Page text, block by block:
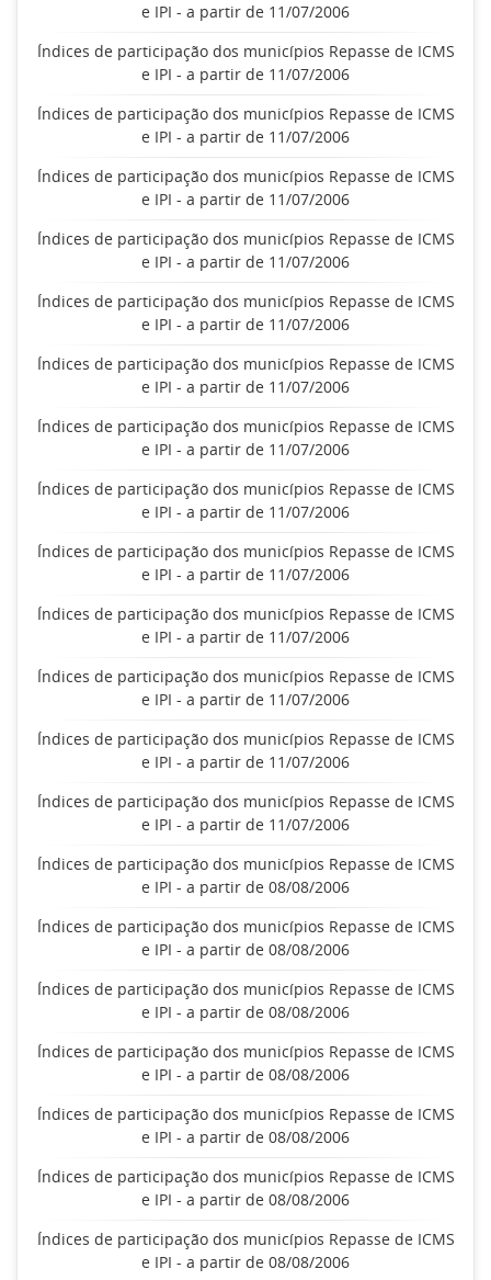
e IPI - a partir de 11/07/2006
Índices de participação dos municípios Repasse de ICMS
e IPI - a partir de 11/07/2006
Índices de participação dos municípios Repasse de ICMS
e IPI - a partir de 11/07/2006
Índices de participação dos municípios Repasse de ICMS
e IPI - a partir de 11/07/2006
Índices de participação dos municípios Repasse de ICMS
e IPI - a partir de 11/07/2006
Índices de participação dos municípios Repasse de ICMS
e IPI - a partir de 11/07/2006
Índices de participação dos municípios Repasse de ICMS
e IPI - a partir de 11/07/2006
Índices de participação dos municípios Repasse de ICMS
e IPI - a partir de 11/07/2006
Índices de participação dos municípios Repasse de ICMS
e IPI - a partir de 11/07/2006
Índices de participação dos municípios Repasse de ICMS
e IPI - a partir de 11/07/2006
Índices de participação dos municípios Repasse de ICMS
e IPI - a partir de 11/07/2006
Índices de participação dos municípios Repasse de ICMS
e IPI - a partir de 11/07/2006
Índices de participação dos municípios Repasse de ICMS
e IPI - a partir de 11/07/2006
Índices de participação dos municípios Repasse de ICMS
e IPI - a partir de 11/07/2006
Índices de participação dos municípios Repasse de ICMS
e IPI - a partir de 08/08/2006
Índices de participação dos municípios Repasse de ICMS
e IPI - a partir de 08/08/2006
Índices de participação dos municípios Repasse de ICMS
e IPI - a partir de 08/08/2006
Índices de participação dos municípios Repasse de ICMS
e IPI - a partir de 08/08/2006
Índices de participação dos municípios Repasse de ICMS
e IPI - a partir de 08/08/2006
Índices de participação dos municípios Repasse de ICMS
e IPI - a partir de 08/08/2006
Índices de participação dos municípios Repasse de ICMS
e IPI - a partir de 08/08/2006